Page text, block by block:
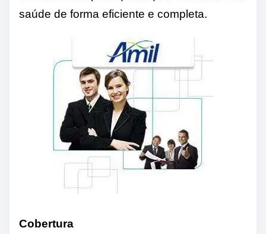
saúde de forma eficiente e completa.
Cobertura